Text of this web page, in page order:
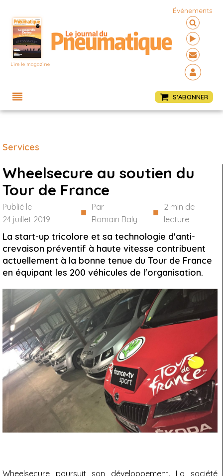
Lire le magazine
Événements
S'ABONNER
Services
Wheelsecure au soutien du
Tour de France
Publié le
24 juillet 2019
■ Par
Romain Baly
■ 2 min de
lecture
La start-up tricolore et sa technologie d'anti-
crevaison préventif à haute vitesse contribuent
actuellement à la bonne tenue du Tour de France
en équipant les 200 véhicules de l'organisation.
Wheelsecure poursuit son développement. La société